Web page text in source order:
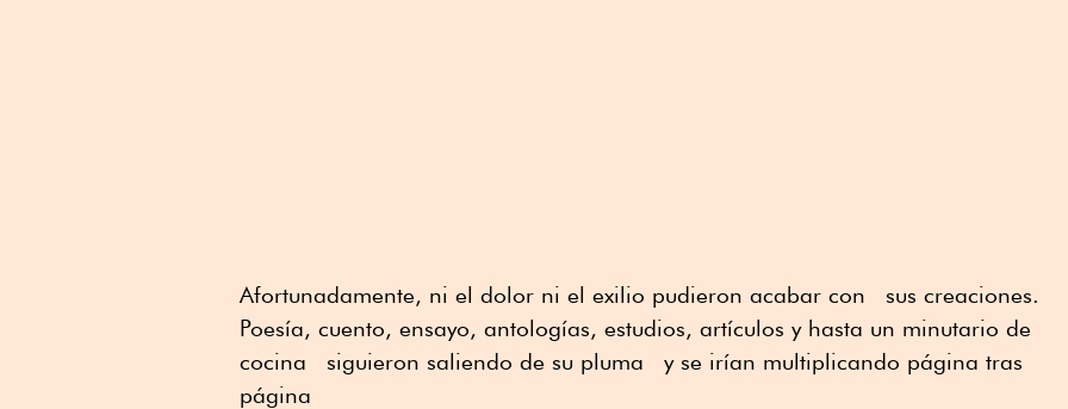
Afortunadamente, ni el dolor ni el exilio pudieron acabar con sus creaciones.
Poesía, cuento, ensayo, antologías, estudios, artículos y hasta un minutario de
cocina siguieron saliendo de su pluma y se irían multiplicando página tras
página